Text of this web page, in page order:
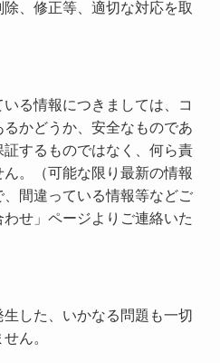
、修正等、適切な対応を取
る情報につきましては、コ
かどうか、安全なものであ
するものではなく、何ら責
。（可能な限り最新の情報
間違っている情報等などご
せ」ページよりご連絡いた
した、いかなる問題も一切
ん。